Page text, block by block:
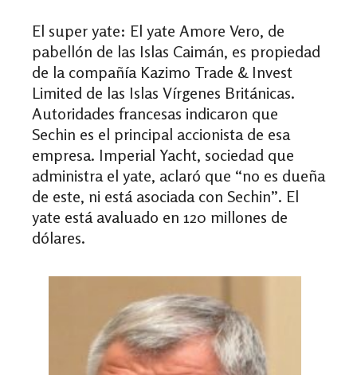
El super yate: El yate Amore Vero, de
pabellón de las Islas Caimán, es propiedad
de la compañía Kazimo Trade & Invest
Limited de las Islas Vírgenes Británicas.
Autoridades francesas indicaron que
Sechin es el principal accionista de esa
empresa. Imperial Yacht, sociedad que
administra el yate, aclaró que “no es dueña
de este, ni está asociada con Sechin”. El
yate está avaluado en 120 millones de
dólares.